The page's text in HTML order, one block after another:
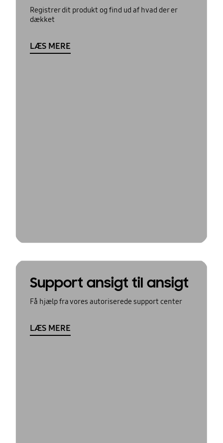
Registrer dit produkt og find ud af hvad der er
dækket
LÆS MERE
Support ansigt til ansigt
Få hjælp fra vores autoriserede support center
LÆS MERE